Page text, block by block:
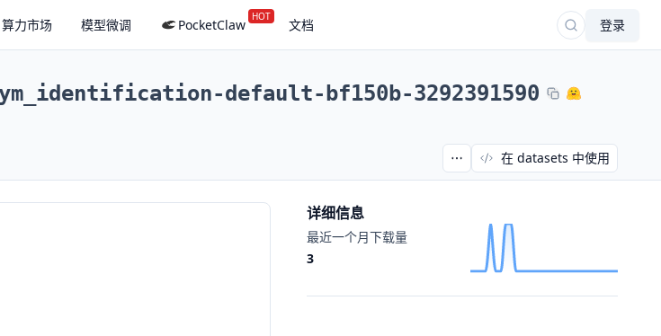
算力市场 模型微调 PocketClaw HOT 文档 登录
default-bf150b-3292391590
在 datasets 中使用
详细信息
最近一个月下载量
3